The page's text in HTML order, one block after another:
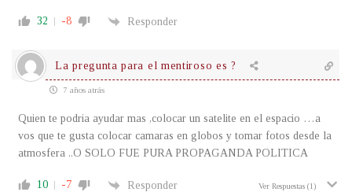
32 -8 Responder
La pregunta para el mentiroso es ?
7 años atrás
Quien te podria ayudar mas ,colocar un satelite en el espacio …a
vos que te gusta colocar camaras en globos y tomar fotos desde la
atmosfera ..O SOLO FUE PURA PROPAGANDA POLITICA
10 -7 Responder Ver Respuestas (1)